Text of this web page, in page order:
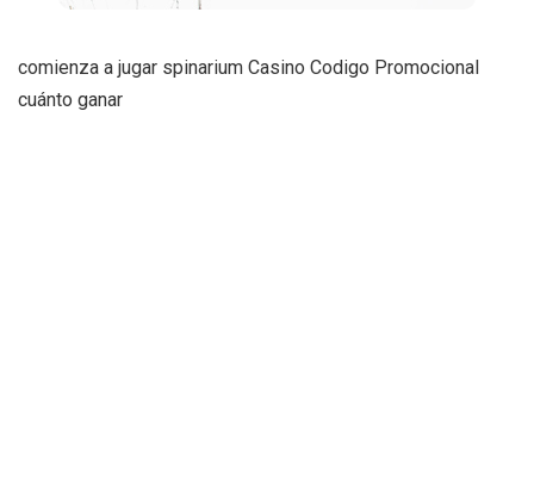
comienza a jugar spinarium Casino Codigo Promocional
cuánto ganar